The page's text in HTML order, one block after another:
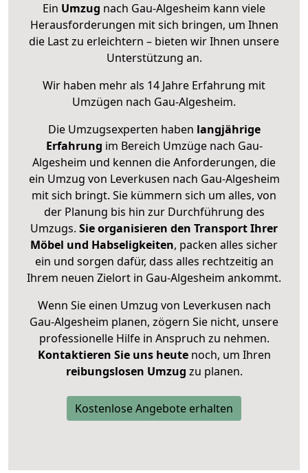
Ein Umzug nach Gau-Algesheim kann viele
Herausforderungen mit sich bringen, um Ihnen
die Last zu erleichtern – bieten wir Ihnen unsere
Unterstützung an.
Wir haben mehr als 14 Jahre Erfahrung mit
Umzügen nach Gau-Algesheim.
Die Umzugsexperten haben langjährige
Erfahrung im Bereich Umzüge nach Gau-
Algesheim und kennen die Anforderungen, die
ein Umzug von Leverkusen nach Gau-Algesheim
mit sich bringt. Sie kümmern sich um alles, von
der Planung bis hin zur Durchführung des
Umzugs. Sie organisieren den Transport Ihrer
Möbel und Habseligkeiten, packen alles sicher
ein und sorgen dafür, dass alles rechtzeitig an
Ihrem neuen Zielort in Gau-Algesheim ankommt.
Wenn Sie einen Umzug von Leverkusen nach
Gau-Algesheim planen, zögern Sie nicht, unsere
professionelle Hilfe in Anspruch zu nehmen.
Kontaktieren Sie uns heutenoch, um Ihren
reibungslosen Umzug zu planen.
Kostenlose Angebote erhalten